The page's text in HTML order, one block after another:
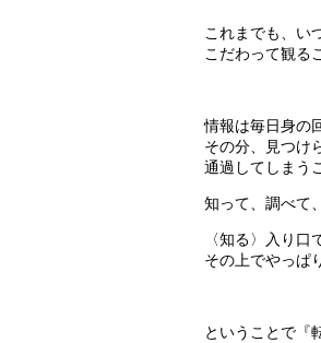
これまでも、い
こだわって観る
情報は毎日身の
その分、見つけ
通過してしまう
知って、調べて
〈知る〉入り口
その上でやっぱ
ということで『